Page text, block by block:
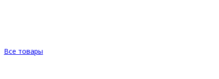
Все товары